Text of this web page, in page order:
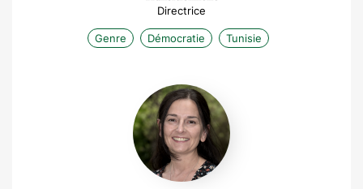
Directrice
Genre Démocratie Tunisie
Magali
Chelpi-
den
Hamer